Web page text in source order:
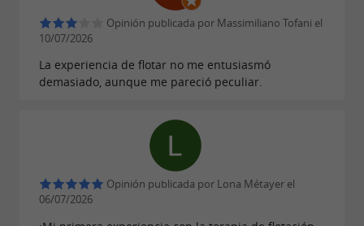
ansiedad y el dolor crónico.
Crioterapia a -110 °C, sauna de
infrarrojos y masaje exclusivo.
Kellua amplía su oferta con
cuerpo entero mediante nitrógeno líquido,
alcanzando temperaturas superiores a -110 °C
un tratamiento predilecto entre
Opinión publicada por Massimiliano Tofani el
10/07/2026
La experiencia de flotar no me entusiasmó
demasiado, aunque me pareció peculiar.
Opinión publicada por Lona Métayer el
06/07/2026